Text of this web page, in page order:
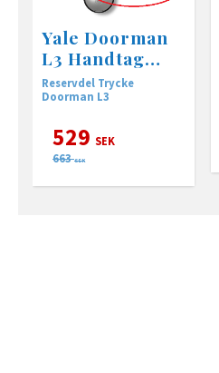
Yale Doorman
L3 Handtag
Borstad stål
Reservdel Trycke
Doorman L3
529 SEK
663 SEK